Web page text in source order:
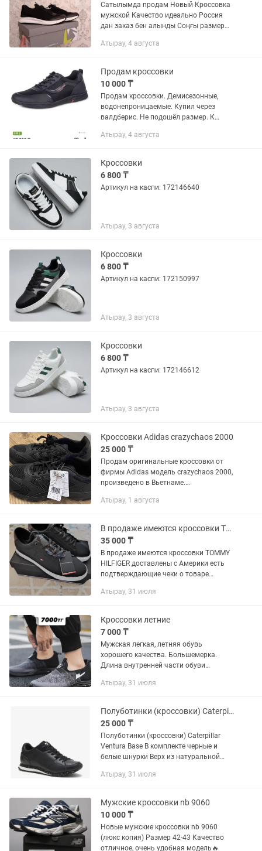
Сатылымда продам Новый Кроссовка
мужской Качество идеально Россия
дан заказ бен алынды Соңғы размер
Бағасы 10.000 теңге Окончательно
Атырау, 4 августа
Продам кроссовки
10 000 ₸
Продам кроссовки. Демисезонные,
водонепроницаемые. Купил через
валдберис. Не подошёл размер. К
поэтому продаю за полцены.
Атырау, 4 августа
Кроссовки
6 800 ₸
Артикул на каспи: 172146640
Атырау, 3 августа
Кроссовки
6 800 ₸
Артикул на каспи: 172150997
Атырау, 3 августа
Кроссовки
6 800 ₸
Артикул на каспи: 172146612
Атырау, 3 августа
Кроссовки Adidas crazychaos 2000
25 000 ₸
Продам оригинальные кроссовки от
фирмы Adidas модель crazychaos 2000,
произведено в Вьетнаме.
всего лишь день, не подошел размер.
Атырау, 1 августа
В продаже имеются кроссовки TOMMY HILFIGER доставлены с Америки есть чеки.
35 000 ₸
В продаже имеются кроссовки TOMMY
HILFIGER доставлены с Америки есть
подтверждающие чеки о товаре
размером.
Атырау, 31 июля
Кроссовки летние
7 000 ₸
Мужская легкая, летняя обувь
хорошего качества. Большемерка.
Длина внутренней части обуви
Атырау, 31 июля
Полуботинки (кроссовки) Caterpillar Ventura Base
25 000 ₸
Полуботинки (кроссовки) Caterpillar
Ventura Base В комплекте черные и
белые шнурки Верх из натуральной
микроклимат.
Атырау, 31 июля
Мужские кроссовки nb 9060
10 000 ₸
Новые мужские кроссовки nb 9060
(люкс копия) Размер 42-43 Качество
отличное, очень удобная модель🔥